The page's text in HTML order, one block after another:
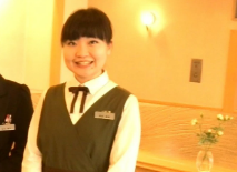
兵庫エリア
和歌山エリア
島根エリア
広島エリア
徳島エリア